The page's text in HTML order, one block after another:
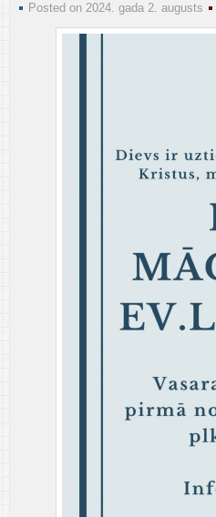
Posted on 2024. gada 2. augusts